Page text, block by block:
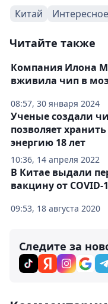
Китай Интересное
Читайте также
08:57, 30 января 2024
Компания Илона
вживила чип в
10:36, 14 апреля 2022
Ученые создали
позволяет
энергию 18 лет
09:53, 18 августа 2020
В Китае выдали
вакцину от COVID-
Следите за